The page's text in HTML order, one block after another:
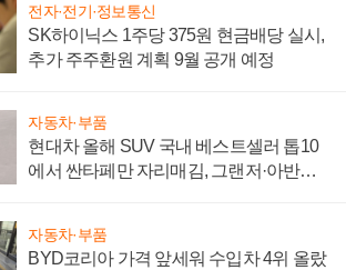
전자·전기·정보통신
SK하이닉스 1주당 375원 현금배당 실시,
추가 주주환원 계획 9월 공개 예정
자동차·부품
현대차 올해 SUV 국내 베스트셀러 톱10
에서 싼타페만 자리매김, 그랜저·아반떼
자동차·부품
BYD코리아 가격 앞세워 수입차 4위 올랐